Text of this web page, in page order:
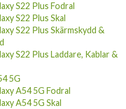
S22 Plus Skal
S22 Plus Skärmskydd &
S22 Plus Laddare, Kablar &
5G
A54 5G Fodral
A54 5G Skal
A54 5G Laddare, Kablar &